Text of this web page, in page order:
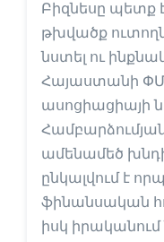
Բիզնեսը պետք
թխվածք
նստել ու
Հայաստանի
ամենամեծ
ընկալվում է
ֆինանսական
իսկ